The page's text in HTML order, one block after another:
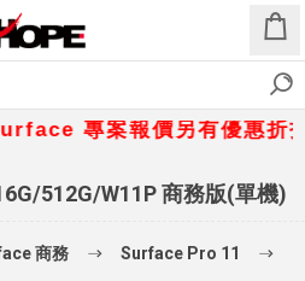
專案報價另有優惠折扣
512G/W11P 商務版(單機)
商務
Surface Pro 11